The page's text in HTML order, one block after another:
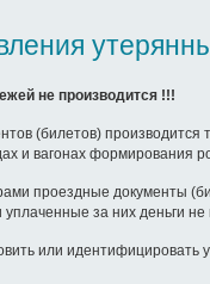
не производится !!!
(билетов)
и вагонах формирования
проездные документы
за них деньги
или